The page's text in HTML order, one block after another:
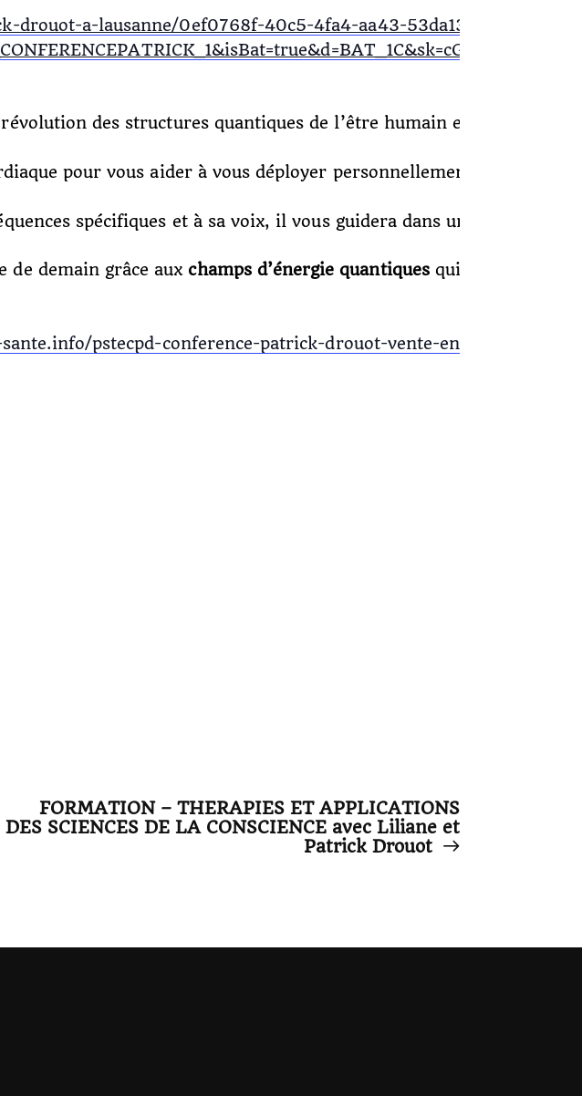
a-lausanne/0ef0768f-40c5-4fa4-aa43-53da13c98b12/
des structures quantiques de l’être humain et comment
pour vous aider à vous déployer personnellement,
spécifiques et à sa voix, il vous guidera dans une pratique
de demain grâce aux champs d’énergie quantiquesqui nous
pstecpd-conference-patrick-drouot-vente-en-ligne/
FORMATION – THERAPIES ET APPLICATIONS
DES SCIENCES DE LA CONSCIENCE avec Liliane et
Patrick Drouot